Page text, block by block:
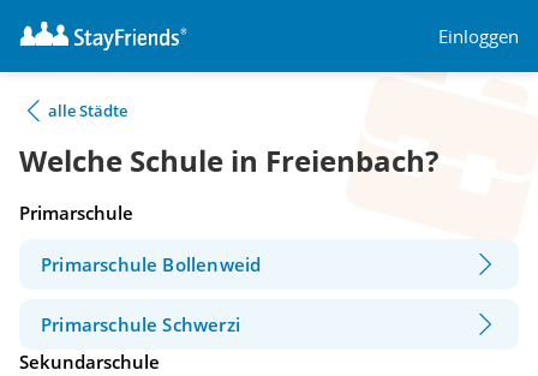
Einloggen
alle Städte
Welche Schule in Freienbach?
Primarschule
Primarschule Bollenweid
Primarschule Schwerzi
Sekundarschule